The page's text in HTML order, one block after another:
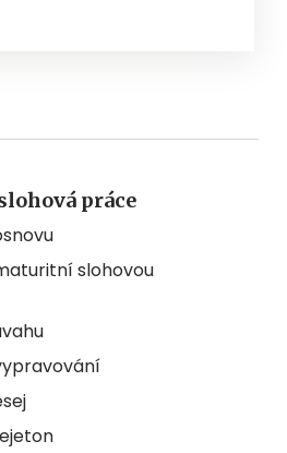
práce
slohovou